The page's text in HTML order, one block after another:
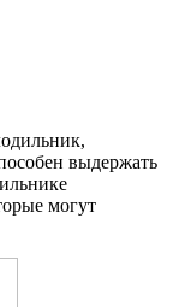
выдержать
могут